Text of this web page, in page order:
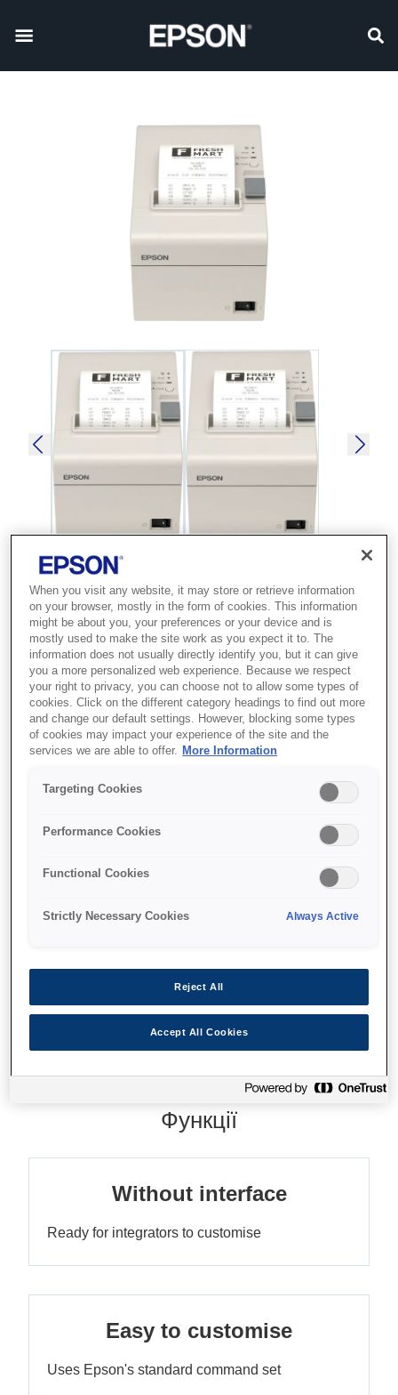
SKU:C31CB75101
TM-T810F (101): w/o
fiscal board, PS, w/o AC
cable, ECW
Best for retail and hospitality POS
environments that need reliable, fast
For fiscal integrators
Де купити
Функції
Without interface
Ready for integrators to customise
Easy to customise
Uses Epson's standard command set
When you visit any website, it may store or retrieve information
on your browser, mostly in the form of cookies. This information
might be about you, your preferences or your device and is
mostly used to make the site work as you expect it to. The
information does not usually directly identify you, but it can give
you a more personalized web experience. Because we respect
your right to privacy, you can choose not to allow some types of
cookies. Click on the different category headings to find out more
and change our default settings. However, blocking some types
of cookies may impact your experience of the site and the
services we are able to offer. More Information
Targeting Cookies
Performance Cookies
Functional Cookies
Strictly Necessary Cookies Always Active
Reject All
Accept All Cookies